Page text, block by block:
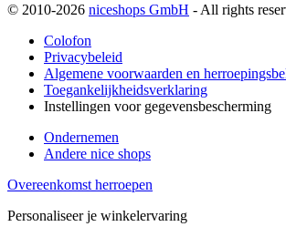
© 2010-2026 niceshops GmbH - All rights
Colofon
Privacybeleid
Algemene voorwaarden en
Toegankelijkheidsverklaring
Instellingen voor gegevensbescherming
Ondernemen
Andere nice shops
Overeenkomst herroepen
Personaliseer je winkelervaring